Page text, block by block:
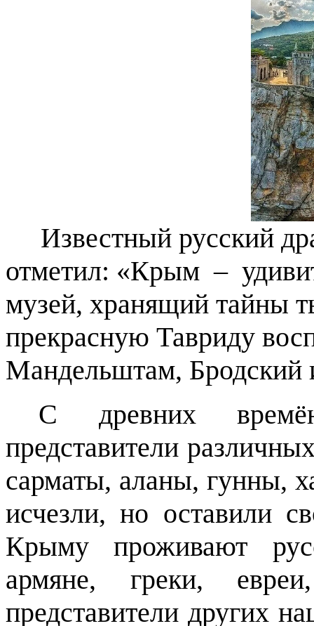
Известный русский
отметил: «Крым –
музей, хранящий тайны
прекрасную Тавриду
Мандельштам, Бродский
С древних
представители
сарматы, аланы, гунны,
исчезли, но оставили
Крыму проживают
армяне, греки,
представители других